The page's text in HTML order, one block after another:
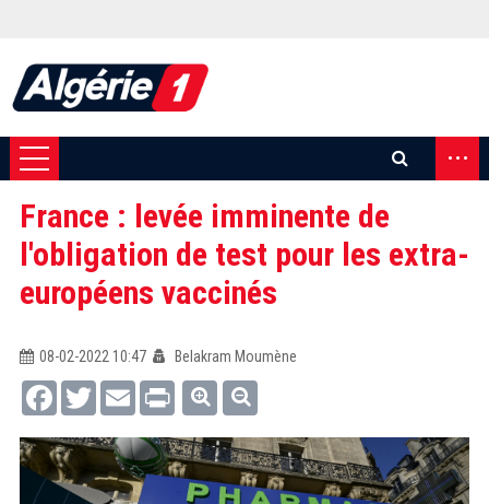
...
France : levée imminente de
l'obligation de test pour les extra-
européens vaccinés
08-02-2022 10:47
Belakram Moumène
FacebookTwitterEmail Print